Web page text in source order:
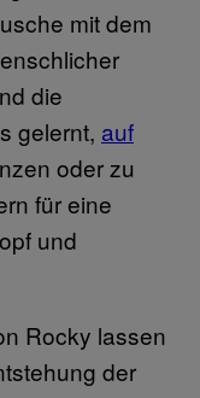
mit dem
die
gelernt, auf
oder zu
für eine
und
Rocky lassen
der